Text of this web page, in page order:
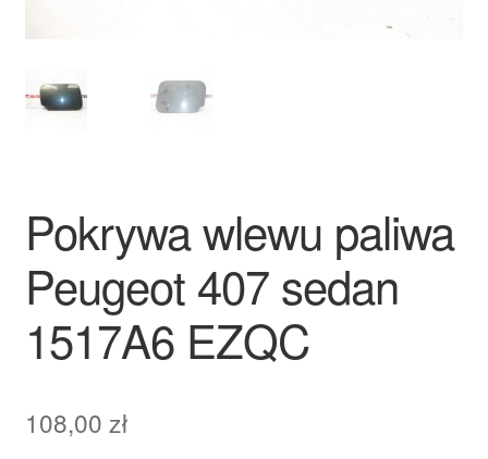
Skarga
Zamówienia
Zasady i warunki
Pokrywa wlewu paliwa
Peugeot 407 sedan
1517A6 EZQC
108,00 zł